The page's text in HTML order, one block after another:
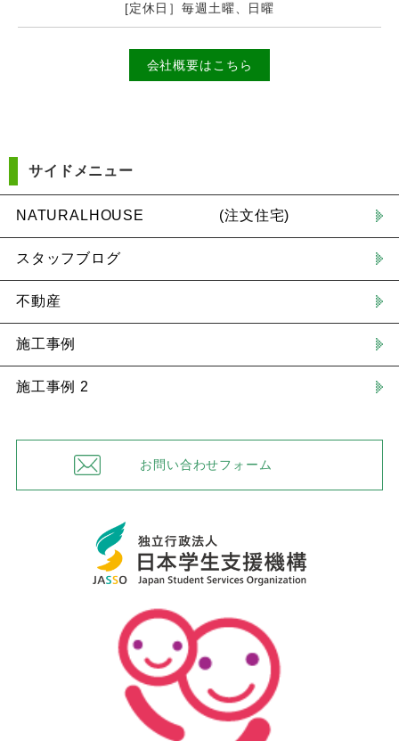
[定休日］毎週土曜、日曜
会社概要はこちら
サイドメニュー
NATURALHOUSE (注文住宅)
スタッフブログ
不動産
施工事例
施工事例 2
お問い合わせフォーム